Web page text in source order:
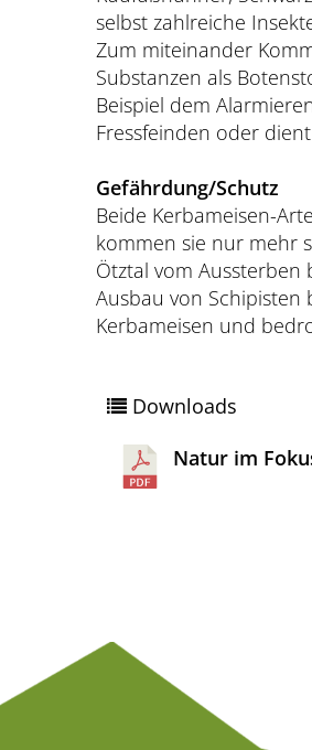
selbst zahlreiche
Zum miteinander
Substanzen als
Beispiel dem
Fressfeinden oder
Gefährdung/Schutz
Beide Kerbameisen-
kommen sie nur mehr
Ötztal vom
Ausbau von
Kerbameisen und
Downloads
Natur im